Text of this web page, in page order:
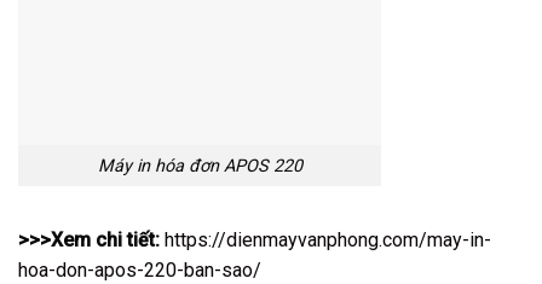
Máy in hóa đơn APOS 220
>>>Xem chi tiết: https://dienmayvanphong.com/may-in-
hoa-don-apos-220-ban-sao/